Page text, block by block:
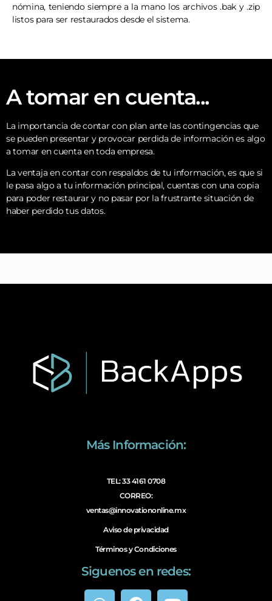
nómina, teniendo siempre a la mano los archivos .bak y .zip
listos para ser restaurados desde el sistema.
A tomar en cuenta...
La importancia de contar con plan ante las contingencias que
se pueden presentar y provocar perdida de información es algo
a tomar en cuenta en toda empresa.
La ventaja en contar con respaldos de tu información, es que si
le pasa algo a tu información principal, cuentas con una copia
para poder restaurar y no pasar por la frustrante situación de
haber perdido tus datos.
Más Información:
TEL: 33 4161 0708
CORREO:
ventas@innovationonline.mx
Aviso de privacidad
Términos y Condiciones
Siguenos en redes: